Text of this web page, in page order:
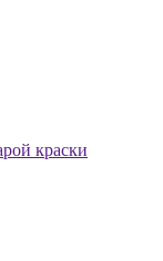
краски